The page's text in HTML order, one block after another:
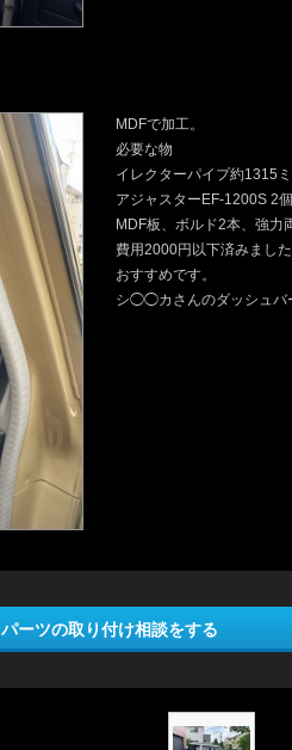
MDFで加工。
必要な物
イレクターパイプ約1315ミ
アジャスターEF-1200S 2個
MDF板、ボルド2本、強力
費用2000円以下済みまし
おすすめです。
シ◯◯カさんのダッシュバ
パーツの取り付け相談をする